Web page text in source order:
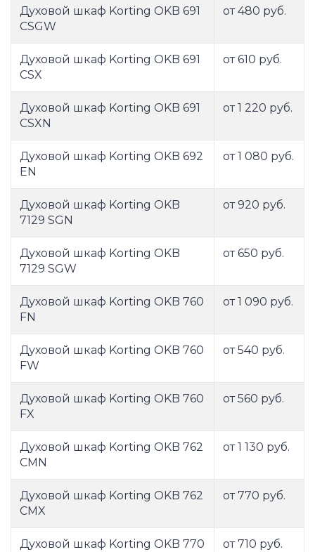
Духовой шкаф Korting OKB 691
CSGW
от 480 руб.
Духовой шкаф Korting OKB 691
CSX
от 610 руб.
Духовой шкаф Korting OKB 691
CSXN
от 1 220 руб.
Духовой шкаф Korting OKB 692
EN
от 1 080 руб.
Духовой шкаф Korting OKB
7129 SGN
от 920 руб.
Духовой шкаф Korting OKB
7129 SGW
от 650 руб.
Духовой шкаф Korting OKB 760
FN
от 1 090 руб.
Духовой шкаф Korting OKB 760
FW
от 540 руб.
Духовой шкаф Korting OKB 760
FX
от 560 руб.
Духовой шкаф Korting OKB 762
CMN
от 1 130 руб.
Духовой шкаф Korting OKB 762
CMX
от 770 руб.
Духовой шкаф Korting OKB 770
от 710 руб.